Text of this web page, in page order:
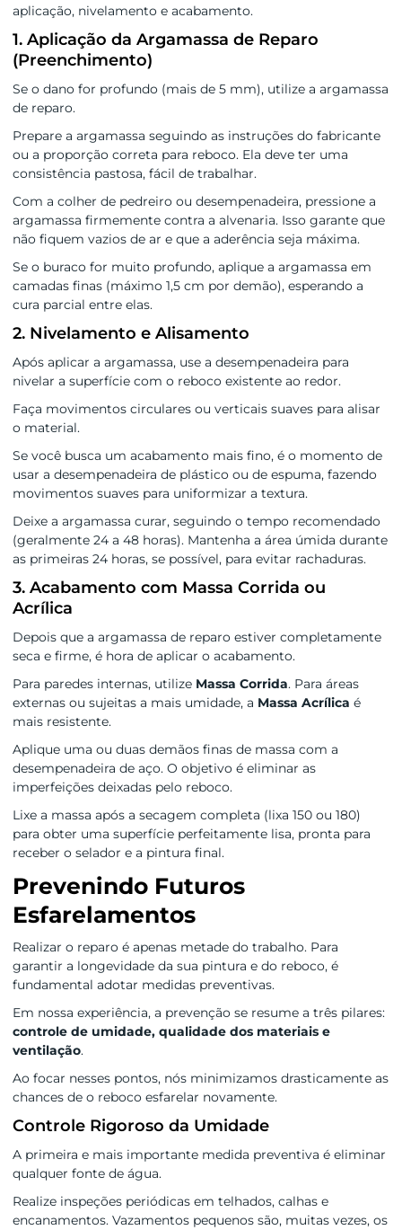
aplicação, nivelamento e acabamento.
1. Aplicação da Argamassa de Reparo
(Preenchimento)
Se o dano for profundo (mais de 5 mm), utilize a argamassa
de reparo.
Prepare a argamassa seguindo as instruções do fabricante
ou a proporção correta para reboco. Ela deve ter uma
consistência pastosa, fácil de trabalhar.
Com a colher de pedreiro ou desempenadeira, pressione a
argamassa firmemente contra a alvenaria. Isso garante que
não fiquem vazios de ar e que a aderência seja máxima.
Se o buraco for muito profundo, aplique a argamassa em
camadas finas (máximo 1,5 cm por demão), esperando a
cura parcial entre elas.
2. Nivelamento e Alisamento
Após aplicar a argamassa, use a desempenadeira para
nivelar a superfície com o reboco existente ao redor.
Faça movimentos circulares ou verticais suaves para alisar
o material.
Se você busca um acabamento mais fino, é o momento de
usar a desempenadeira de plástico ou de espuma, fazendo
movimentos suaves para uniformizar a textura.
Deixe a argamassa curar, seguindo o tempo recomendado
(geralmente 24 a 48 horas). Mantenha a área úmida durante
as primeiras 24 horas, se possível, para evitar rachaduras.
3. Acabamento com Massa Corrida ou
Acrílica
Depois que a argamassa de reparo estiver completamente
seca e firme, é hora de aplicar o acabamento.
Para paredes internas, utilize Massa Corrida. Para áreas
externas ou sujeitas a mais umidade, a Massa Acrílica é
mais resistente.
Aplique uma ou duas demãos finas de massa com a
desempenadeira de aço. O objetivo é eliminar as
imperfeições deixadas pelo reboco.
Lixe a massa após a secagem completa (lixa 150 ou 180)
para obter uma superfície perfeitamente lisa, pronta para
receber o selador e a pintura final.
Prevenindo Futuros
Esfarelamentos
Realizar o reparo é apenas metade do trabalho. Para
garantir a longevidade da sua pintura e do reboco, é
fundamental adotar medidas preventivas.
Em nossa experiência, a prevenção se resume a três pilares:
controle de umidade, qualidade dos materiais e
ventilação.
Ao focar nesses pontos, nós minimizamos drasticamente as
chances de o reboco esfarelar novamente.
Controle Rigoroso da Umidade
A primeira e mais importante medida preventiva é eliminar
qualquer fonte de água.
Realize inspeções periódicas em telhados, calhas e
encanamentos. Vazamentos pequenos são, muitas vezes, os